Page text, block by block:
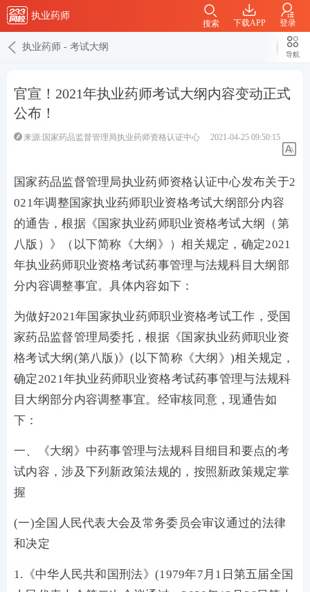
执业药师
下载APP 登录
搜索
执业药师 - 考试大纲
导航
官宣！2021年执业药师考试大纲内容变动正式
公布！
来源:国家药品监督管理局执业药师资格认证中心 2021-04-25 09:50:15
国家药品监督管理局执业药师资格认证中心发布关于2
021年调整国家执业药师职业资格考试大纲部分内容
的通告，根据《国家执业药师职业资格考试大纲（第
八版）》（以下简称《大纲》）相关规定，确定2021
年执业药师职业资格考试药事管理与法规科目大纲部
分内容调整事宜。具体内容如下：
为做好2021年国家执业药师职业资格考试工作，受国
家药品监督管理局委托，根据《国家执业药师职业资
格考试大纲(第八版)》(以下简称《大纲》)相关规定，
确定2021年执业药师职业资格考试药事管理与法规科
目大纲部分内容调整事宜。经审核同意，现通告如
下：
一、《大纲》中药事管理与法规科目细目和要点的考
试内容，涉及下列新政策法规的，按照新政策规定掌
握
(一)全国人民代表大会及常务委员会审议通过的法律
和决定
1.《中华人民共和国刑法》(1979年7月1日第五届全国